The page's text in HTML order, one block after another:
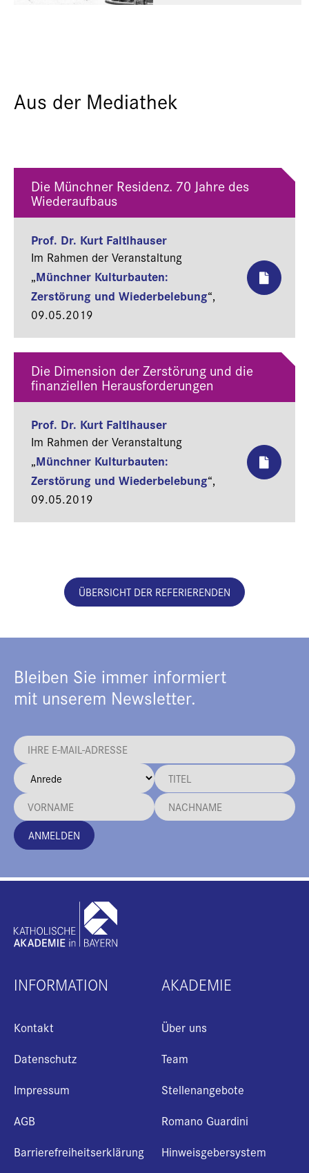
Aus der Mediathek
Die Münchner Residenz. 70 Jahre des
Wiederaufbaus
Prof. Dr. Kurt Faltlhauser
Im Rahmen der Veranstaltung
„Münchner Kulturbauten:
Zerstörung und Wiederbelebung“,
09.05.2019
Die Dimension der Zerstörung und die
finanziellen Herausforderungen
Prof. Dr. Kurt Faltlhauser
Im Rahmen der Veranstaltung
„Münchner Kulturbauten:
Zerstörung und Wiederbelebung“,
09.05.2019
ÜBERSICHT DER REFERIERENDEN
Bleiben Sie immer informiert
mit unserem Newsletter.
ANMELDEN
INFORMATION
Kontakt
Datenschutz
Impressum
AGB
Barrierefreiheitserklärung
AKADEMIE
Über uns
Team
Stellenangebote
Romano Guardini
Hinweisgebersystem